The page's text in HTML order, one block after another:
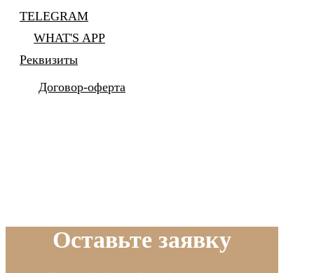
TELEGRAM
WHAT'S APP
Реквизиты
Договор-оферта
Оставьте заявку